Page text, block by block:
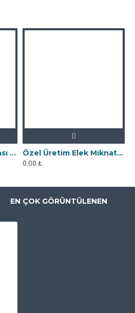
Geri Dönüşüm Fabrikası İçin Kolay Temizlenebilir Neodyum Elek Mıknatıs
Özel Üretim Elek Mıknatıs - Un Fabrikasına
0,00 ₺
EN ÇOK GÖRÜNTÜLENEN